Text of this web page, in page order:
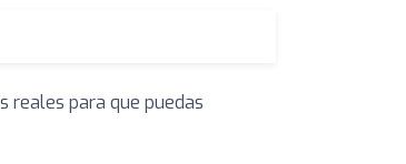
reales para que puedas